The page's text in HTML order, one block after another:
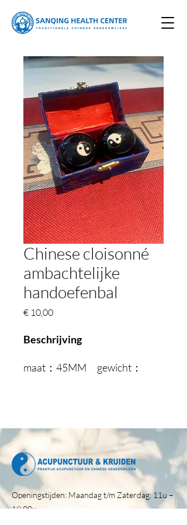
Chinese cloisonné
ambachtelijke
handoefenbal
€ 10,00Prijs
Beschrijving
maat：45MM gewicht：
Volgens de Chinese
geneeskunde zijn de tien
vingers verbonden met het
hart. Meridianen verbinden de
vingers met de zenuwen in de
hersenen en de vijf interne
Openingstijden: Maandag t/m Zaterdag: 11u –
19.00u